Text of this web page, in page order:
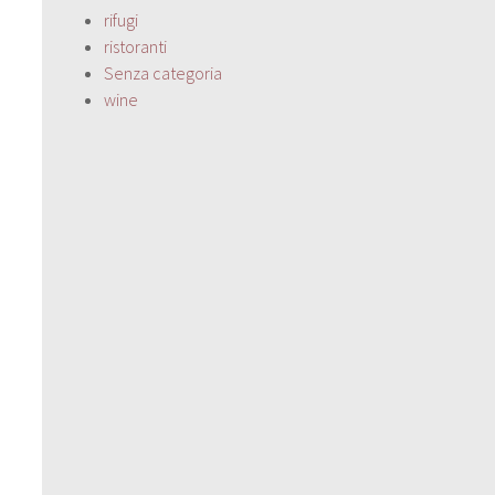
rifugi
ristoranti
Senza categoria
wine